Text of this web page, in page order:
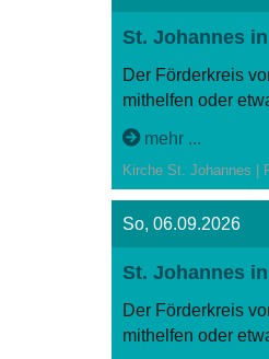
St. Johannes
Der Förderkreis
mithelfen oder
mehr ...
Kirche St. Johannes |
So, 06.09.2026
St. Johannes
Der Förderkreis
mithelfen oder